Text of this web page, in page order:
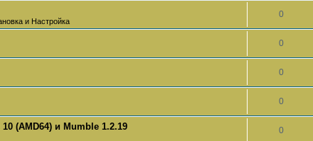
и Настройка
0
0
0
0
(AMD64) и Mumble 1.2.19 0